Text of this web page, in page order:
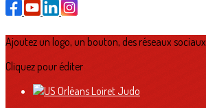
Ajoutez un logo, un bouton, des réseaux sociaux
Cliquez pour éditer